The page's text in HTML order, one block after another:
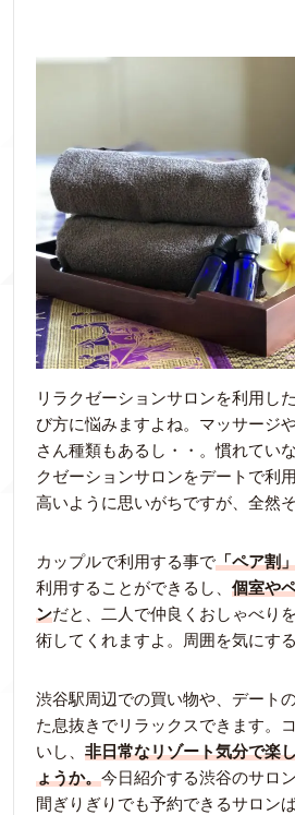
リラクゼーションサロンを利用し
び方に悩みますよね。マッサージ
さん種類もあるし・・。慣れてい
クゼーションサロンをデートで利
高いように思いがちですが、全然
カップルで利用する事で「ペア割
利用することができるし、 個室や
ンだと、二人で仲良くおしゃべり
術してくれますよ。周囲を気にす
渋谷駅周辺での買い物や、デート
た息抜きでリラックスできます。
いし、 非日常なリゾート気分で楽
ょうか。今日紹介する渋谷のサロ
間ぎりぎりでも予約できるサロン